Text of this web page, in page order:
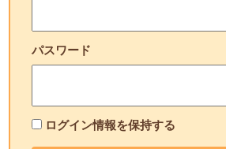
パスワード
ログイン情報を保持する